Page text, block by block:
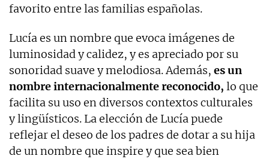
favorito entre las familias españolas.
Lucía es un nombre que evoca imágenes de
luminosidad y calidez, y es apreciado por su
sonoridad suave y melodiosa. Además, es un
nombre internacionalmente reconocido, lo que
facilita su uso en diversos contextos culturales
y lingüísticos. La elección de Lucía puede
reflejar el deseo de los padres de dotar a su hija
de un nombre que inspire y que sea bien